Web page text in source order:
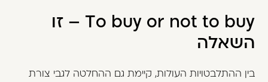
To buy or not to buy – זו
השאלה
בין ההתלבטויות העולות, קיימת גם ההחלטה לגבי צורת